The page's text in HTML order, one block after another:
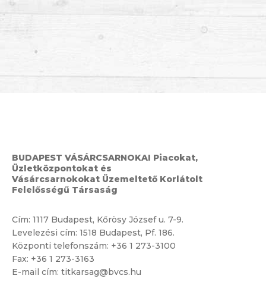
BUDAPEST VÁSÁRCSARNOKAI Piacokat,
Üzletközpontokat és
Vásárcsarnokokat Üzemeltető Korlátolt
Felelősségű Társaság
Cím: 1117 Budapest, Kőrösy József u. 7-9.
Levelezési cím: 1518 Budapest, Pf. 186.
Központi telefonszám: +36 1 273-3100
Fax: +36 1 273-3163
E-mail cím: titkarsag@bvcs.hu